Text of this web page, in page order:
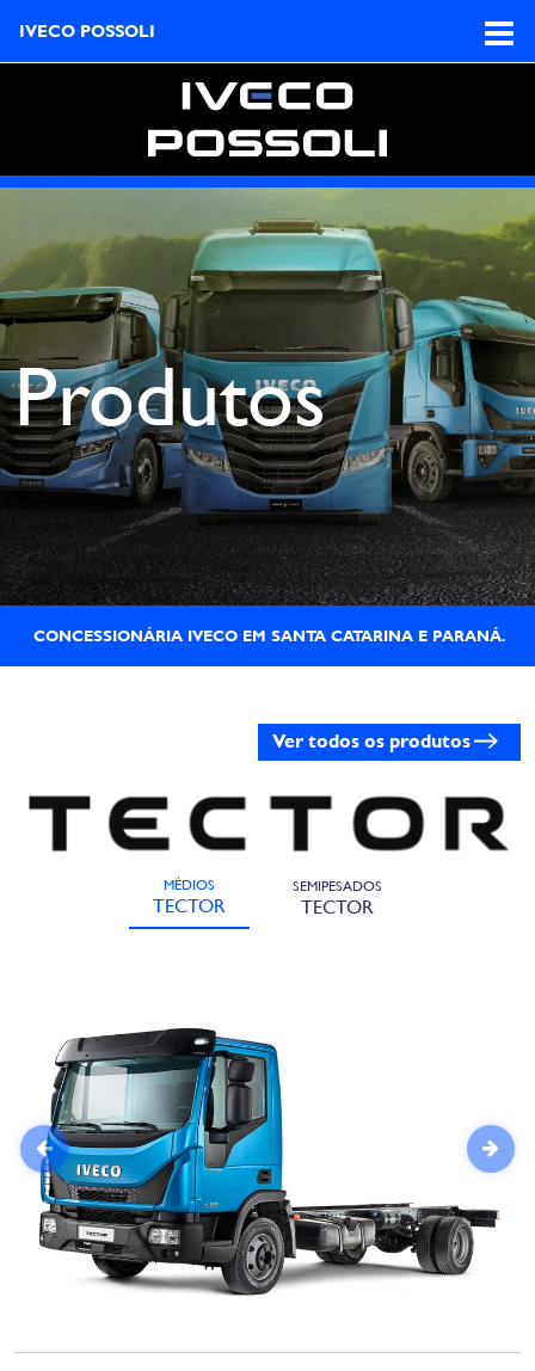
IVECO POSSOLI
Produtos
CONCESSIONÁRIA IVECO EM SANTA CATARINA E PARANÁ.
Ver todos os produtos
MÉDIOS
TECTOR
SEMIPESADOS
TECTOR